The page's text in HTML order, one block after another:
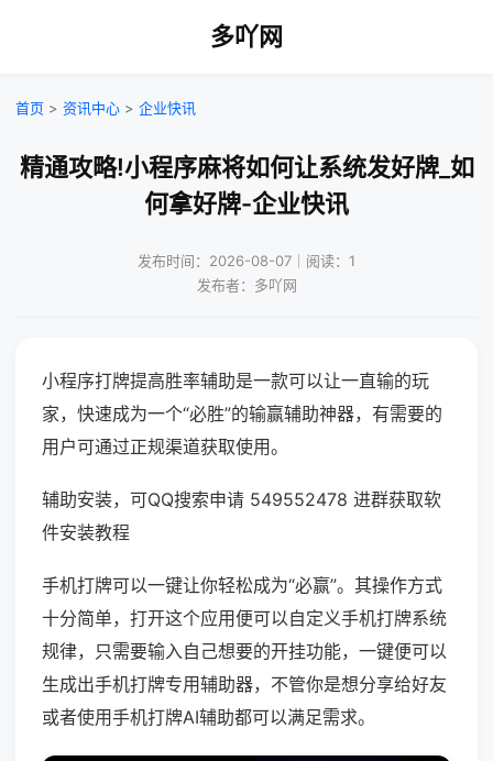
多吖网
首页 > 资讯中心 > 企业快讯
精通攻略!小程序麻将如何让系统发好牌_如
何拿好牌-企业快讯
发布时间：2026-08-07｜阅读：1
发布者：多吖网
小程序打牌提高胜率辅助是一款可以让一直输的玩
家，快速成为一个“必胜”的输赢辅助神器，有需要的
用户可通过正规渠道获取使用。
辅助安装，可QQ搜索申请 549552478 进群获取软
件安装教程
手机打牌可以一键让你轻松成为“必赢”。其操作方式
十分简单，打开这个应用便可以自定义手机打牌系统
规律，只需要输入自己想要的开挂功能，一键便可以
生成出手机打牌专用辅助器，不管你是想分享给好友
或者使用手机打牌AI辅助都可以满足需求。